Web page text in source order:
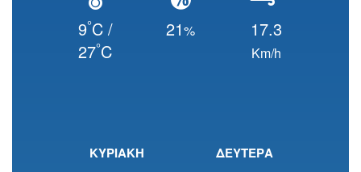
9°C /
27°C
21% 17.3
Km/h
ΚΥΡΙΑΚΗ ΔΕΥΤΕΡΑ